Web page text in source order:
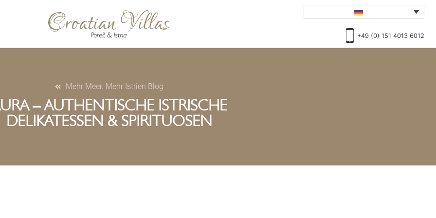
+49 (0) 151 4013 6012
Mehr Meer. Mehr Istrien Blog
– AUTHENTISCHE ISTRISCHE
DELIKATESSEN & SPIRITUOSEN